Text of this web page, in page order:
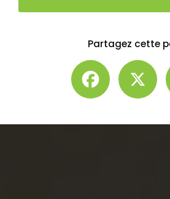
Partagez cette
Facebook